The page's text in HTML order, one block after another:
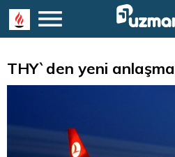
THY`den yeni anlaşma